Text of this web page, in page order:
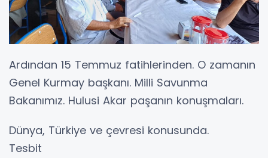
Ardından 15 Temmuz fatihlerinden. O zamanın
Genel Kurmay başkanı. Milli Savunma
Bakanımız. Hulusi Akar paşanın konuşmaları.
Dünya, Türkiye ve çevresi konusunda.
Tesbit